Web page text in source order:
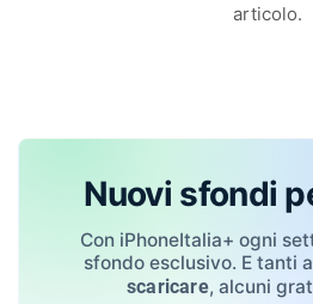
articolo.
Nuovi sfondi
Con iPhoneItalia+ ogni
sfondo esclusivo. E tanti
scaricare, alcuni